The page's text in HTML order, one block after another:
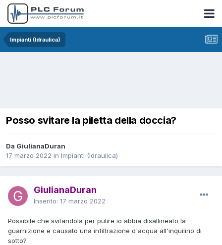
Impianti (Idraulica)
Posso svitare la piletta della doccia?
Da GiulianaDuran
17 marzo 2022 in Impianti (Idraulica)
GiulianaDuran
Inserito: 17 marzo 2022
Possibile che svitandola per pulire io abbia disallineato la
guarnizione e causato una infiltrazione d'acqua all'inquilino di
sotto?